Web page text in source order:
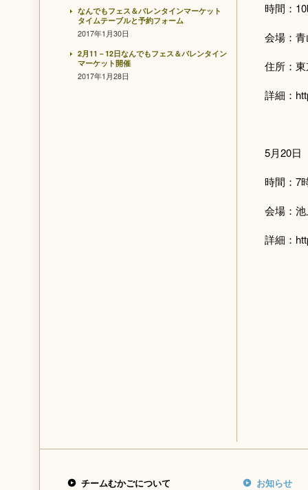
時間：
会場：
住所：
詳細：
5月20日
時間：7
会場：
詳細：
なんでもフェス＆バレンタインマーケット
タイムテーブルと予約フォーム
2017年1月30日
2月11－12日なんでもフェス＆バレンタイン
マーケット開催
2017年1月28日
チームむかごについて お知らせ